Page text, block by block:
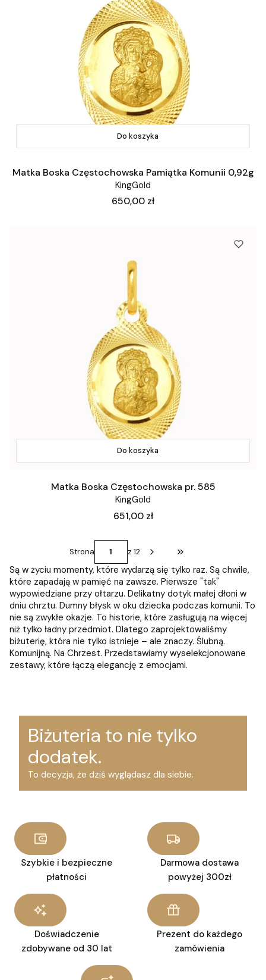
Do koszyka
Matka Boska Częstochowska Pamiątka Komunii 0,92g
KingGold
Cena
650,00 zł
Do koszyka
Matka Boska Częstochowska pr. 585
KingGold
Cena
651,00 zł
Strona z 12 Przejdź do ostatniej
Są w życiu momenty, które wydarzą się tylko raz. Są chwile,
które zapadają w pamięć na zawsze. Pierwsze "tak"
wypowiedziane przy ołtarzu. Delikatny dotyk małej dłoni w
dniu chrztu. Dumny błysk w oku dziecka podczas komunii. To
nie są zwykłe okazje. To historie, które zasługują na więcej
niż tylko ładny przedmiot. Dlatego zaprojektowaliśmy
biżuterię, która nie tylko istnieje – ale znaczy. Ślubną.
Komunijną. Na Chrzest. Przedstawiamy wyselekcjonowane
zestawy, które łączą elegancję z emocjami.
Biżuteria to nie tylko
dodatek.
To decyzja, że dziś wyglądasz dla siebie.
Szybkie i bezpieczne
płatności
Darmowa dostawa
powyżej 300zł
Doświadczenie
zdobywane od 30 lat
Prezent do każdego
zamówienia